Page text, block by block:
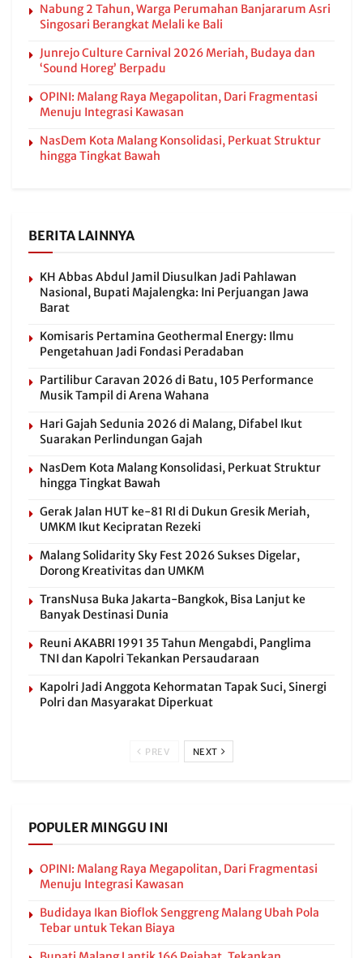
Nabung 2 Tahun, Warga Perumahan Banjararum Asri
Singosari Berangkat Melali ke Bali
Junrejo Culture Carnival 2026 Meriah, Budaya dan
‘Sound Horeg’ Berpadu
OPINI: Malang Raya Megapolitan, Dari Fragmentasi
Menuju Integrasi Kawasan
NasDem Kota Malang Konsolidasi, Perkuat Struktur
hingga Tingkat Bawah
BERITA LAINNYA
KH Abbas Abdul Jamil Diusulkan Jadi Pahlawan
Nasional, Bupati Majalengka: Ini Perjuangan Jawa
Barat
Komisaris Pertamina Geothermal Energy: Ilmu
Pengetahuan Jadi Fondasi Peradaban
Partilibur Caravan 2026 di Batu, 105 Performance
Musik Tampil di Arena Wahana
Hari Gajah Sedunia 2026 di Malang, Difabel Ikut
Suarakan Perlindungan Gajah
NasDem Kota Malang Konsolidasi, Perkuat Struktur
hingga Tingkat Bawah
Gerak Jalan HUT ke-81 RI di Dukun Gresik Meriah,
UMKM Ikut Kecipratan Rezeki
Malang Solidarity Sky Fest 2026 Sukses Digelar,
Dorong Kreativitas dan UMKM
TransNusa Buka Jakarta-Bangkok, Bisa Lanjut ke
Banyak Destinasi Dunia
Reuni AKABRI 1991 35 Tahun Mengabdi, Panglima
TNI dan Kapolri Tekankan Persaudaraan
Kapolri Jadi Anggota Kehormatan Tapak Suci, Sinergi
Polri dan Masyarakat Diperkuat
PREV NEXT
POPULER MINGGU INI
OPINI: Malang Raya Megapolitan, Dari Fragmentasi
Menuju Integrasi Kawasan
Budidaya Ikan Bioflok Senggreng Malang Ubah Pola
Tebar untuk Tekan Biaya